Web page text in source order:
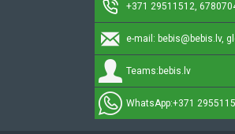
+371 29511512,
e-mail: bebis@bebis.lv,
Teams: bebis.lv
WhatsApp:+371